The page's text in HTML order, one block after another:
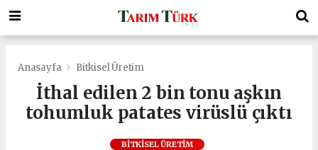
Anasayfa Bitkisel Üretim
İthal edilen 2 bin tonu aşkın
tohumluk patates virüslü çıktı
BITKISEL ÜRETIM